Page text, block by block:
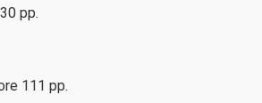
pp.
111 pp.